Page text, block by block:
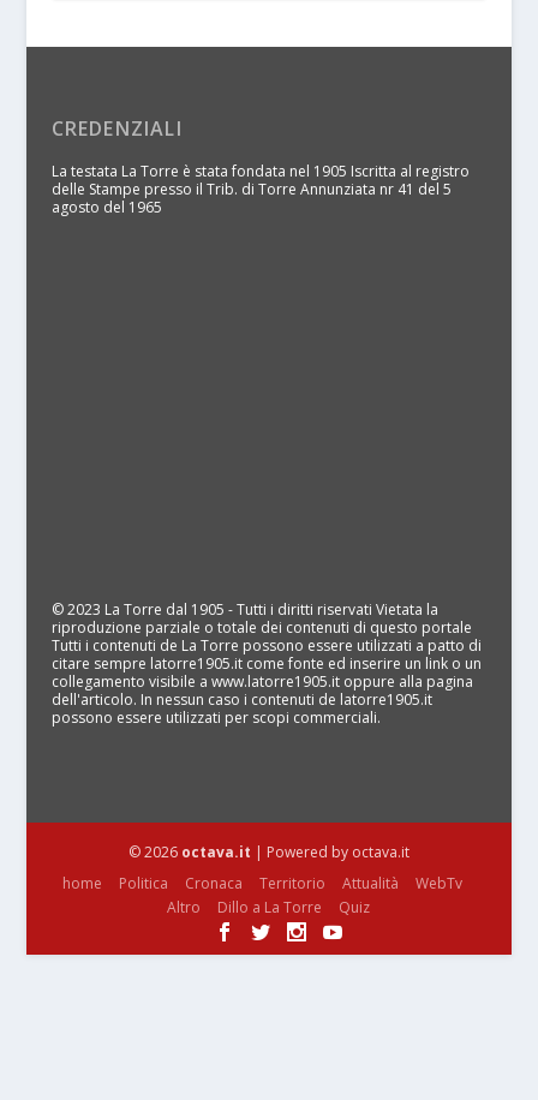
CREDENZIALI
La testata La Torre è stata fondata nel 1905 Iscritta al registro
delle Stampe presso il Trib. di Torre Annunziata nr 41 del 5
agosto del 1965
© 2023 La Torre dal 1905 - Tutti i diritti riservati Vietata la
riproduzione parziale o totale dei contenuti di questo portale
Tutti i contenuti de La Torre possono essere utilizzati a patto di
citare sempre latorre1905.it come fonte ed inserire un link o un
collegamento visibile a www.latorre1905.it oppure alla pagina
dell'articolo. In nessun caso i contenuti de latorre1905.it
possono essere utilizzati per scopi commerciali.
© 2026 octava.it | Powered by octava.it
home
Politica Cronaca Territorio Attualità
WebTv
Altro
Dillo a La Torre Quiz